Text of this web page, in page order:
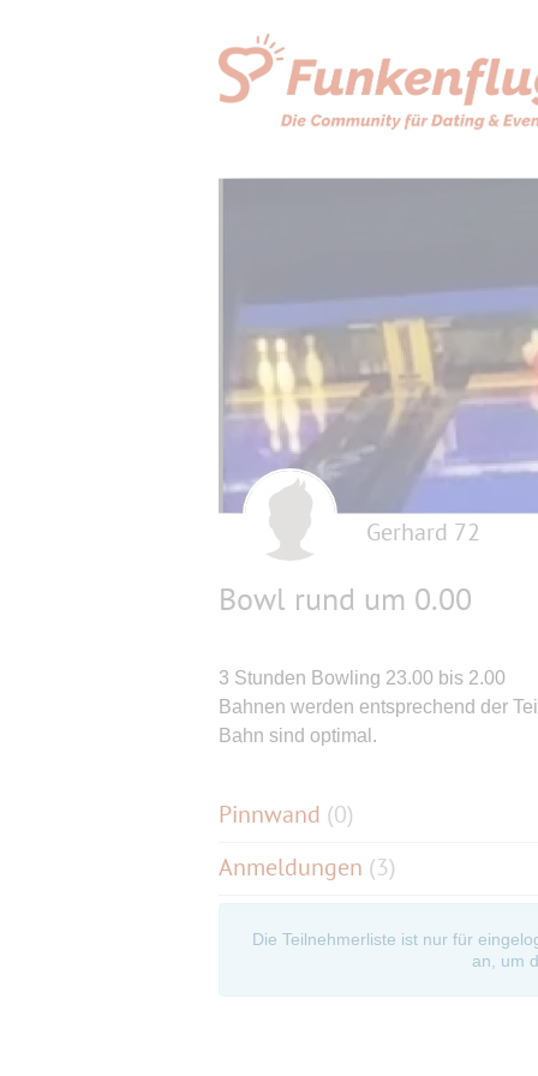
Gerhard 72
Bowl rund um 0.00
3 Stunden Bowling 23.00 bis 2.00
Bahnen werden entsprechend der
Bahn sind optimal.
Pinnwand (0)
Anmeldungen (3)
Die Teilnehmerliste ist nur für
an, um